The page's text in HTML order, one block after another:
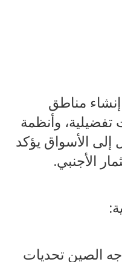
مناطق
تفضيلية، وأنظمة
الأسواق يؤكد
الأجنبي.
بعد كوفيد-19: تواجه الصين تحديات